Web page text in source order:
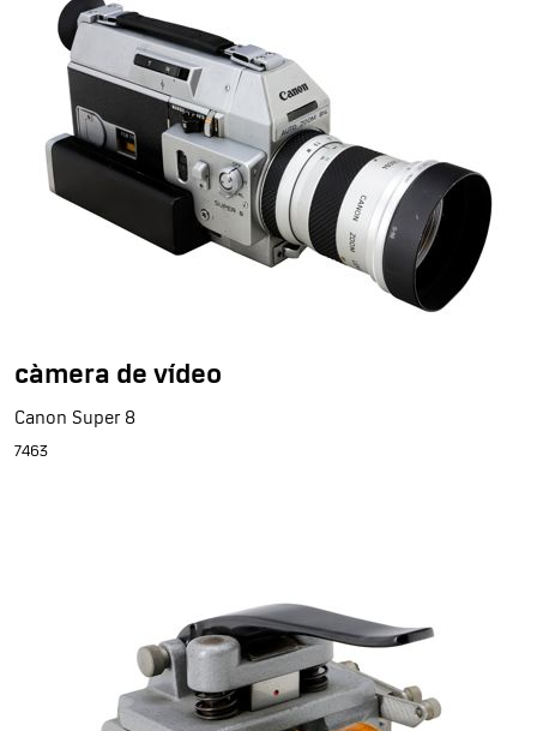
càmera de vídeo
Canon Super 8
7463